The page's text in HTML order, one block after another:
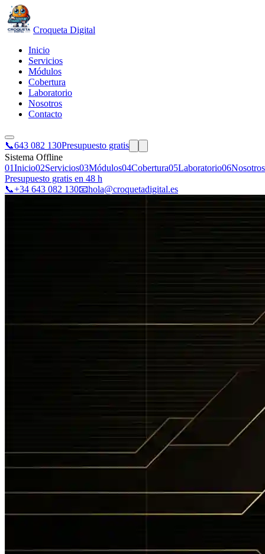
Croqueta Digital
Inicio
Servicios
Módulos
Cobertura
Laboratorio
Nosotros
Contacto
📞643 082 130Presupuesto gratis
Sistema Offline
01Inicio02Servicios03Módulos04Cobertura05Laboratorio06Nosotros
Presupuesto gratis en 48 h
📞+34 643 082 130📧hola@croquetadigital.es